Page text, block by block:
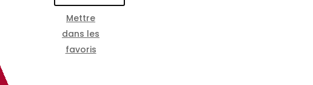
Mettre
dans les
favoris